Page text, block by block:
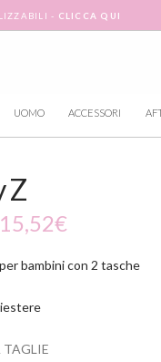
- CLICCA QUI
UOMO ACCESSORI
Z
15,52€
bambini con 2 tasche
TAGLIE